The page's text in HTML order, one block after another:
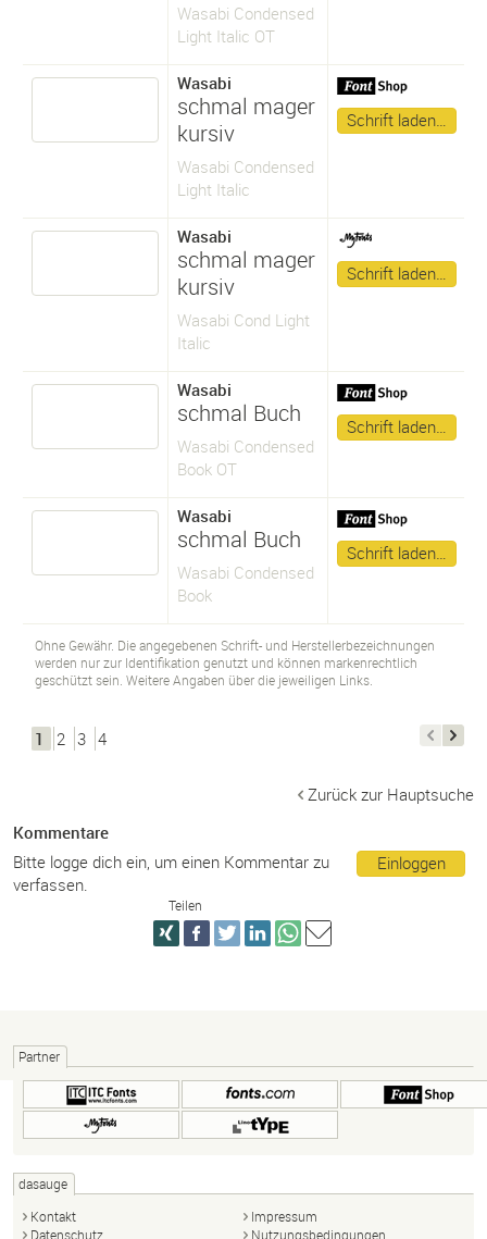
Wasabi Condensed
Light Italic OT
Wasabi
schmal mager
kursiv
Wasabi Condensed
Light Italic
Schrift laden…
Wasabi
schmal mager
kursiv
Wasabi Cond Light
Italic
Schrift laden…
Wasabi
schmal Buch
Wasabi Condensed
Book OT
Schrift laden…
Wasabi
schmal Buch
Wasabi Condensed
Book
Schrift laden…
Ohne Gewähr. Die angegebenen Schrift- und Herstellerbezeichnungen
werden nur zur Identifikation genutzt und können markenrechtlich
geschützt sein. Weitere Angaben über die jeweiligen Links.
1 2 3 4
Zurück zur Hauptsuche
Kommentare
Einloggen
Bitte logge dich ein, um einen Kommentar zu
verfassen.
Teilen
Partner
dasauge
Kontakt
Impressum
Datenschutz
Nutzungsbedingungen